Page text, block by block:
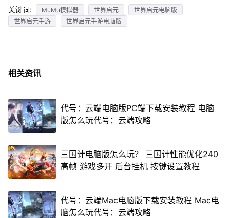
关键词: MuMu模拟器 世界启元
世界启元电脑版
世界启元手游
世界启元手游电脑版
相关资讯
代号：云端电脑版PC端下载安装教程 电脑
版怎么玩代号：云端攻略
三国计电脑版怎么玩？ 三国计性能优化240
高帧 游戏多开 后台挂机 按键设置教程
代号：云端Mac电脑版下载安装教程 Mac电
脑怎么玩代号：云端攻略